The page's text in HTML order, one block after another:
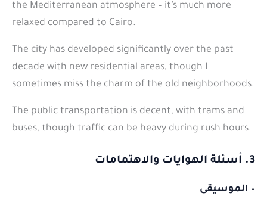
the Mediterranean atmosphere – it’s much more
relaxed compared to Cairo.
The city has developed significantly over the past
decade with new residential areas, though I
sometimes miss the charm of the old neighborhoods.
The public transportation is decent, with trams and
buses, though traffic can be heavy during rush hours.
3. أسئلة الهوايات والاهتمامات
– الموسيقى